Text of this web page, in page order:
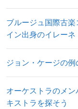
ブルージュ国際古
イン出身のイレー
ジョン・ケージの
オーケストラのメ
キストラを探そう